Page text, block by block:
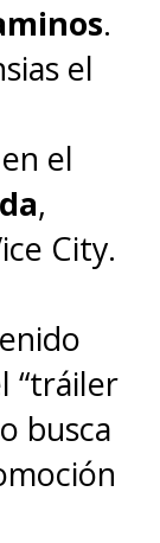
.
el
el
,
City.
“tráiler
busca